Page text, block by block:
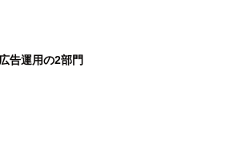
告運用の2部門